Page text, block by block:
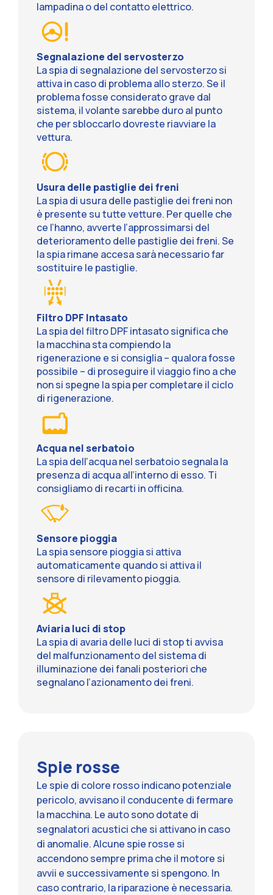
lampadina o del contatto elettrico.
Segnalazione del servosterzo
La spia di segnalazione del servosterzo si
attiva in caso di problema allo sterzo. Se il
problema fosse considerato grave dal
sistema, il volante sarebbe duro al punto
che per sbloccarlo dovreste riavviare la
vettura.
Usura delle pastiglie dei freni
La spia di usura delle pastiglie dei freni non
è presente su tutte vetture. Per quelle che
ce l’hanno, avverte l’approssimarsi del
deterioramento delle pastiglie dei freni. Se
la spia rimane accesa sarà necessario far
sostituire le pastiglie.
Filtro DPF Intasato
La spia del filtro DPF intasato significa che
la macchina sta compiendo la
rigenerazione e si consiglia – qualora fosse
possibile – di proseguire il viaggio fino a che
non si spegne la spia per completare il ciclo
di rigenerazione.
Acqua nel serbatoio
La spia dell’acqua nel serbatoio segnala la
presenza di acqua all’interno di esso. Ti
consigliamo di recarti in officina.
Sensore pioggia
La spia sensore pioggia si attiva
automaticamente quando si attiva il
sensore di rilevamento pioggia.
Aviaria luci di stop
La spia di avaria delle luci di stop ti avvisa
del malfunzionamento del sistema di
illuminazione dei fanali posteriori che
segnalano l’azionamento dei freni.
Spie rosse
Le spie di colore rosso indicano potenziale
pericolo, avvisano il conducente di fermare
la macchina. Le auto sono dotate di
segnalatori acustici che si attivano in caso
di anomalie. Alcune spie rosse si
accendono sempre prima che il motore si
avvii e successivamente si spengono. In
caso contrario, la riparazione è necessaria.